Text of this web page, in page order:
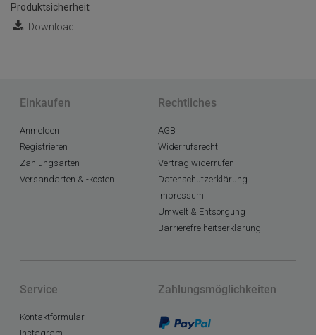
Produktsicherheit
Download
Einkaufen
Anmelden
Registrieren
Zahlungsarten
Versandarten & -kosten
Rechtliches
AGB
Widerrufsrecht
Vertrag widerrufen
Datenschutzerklärung
Impressum
Umwelt & Entsorgung
Barrierefreiheitserklärung
Service
Kontaktformular
Zahlungsmöglichkeiten